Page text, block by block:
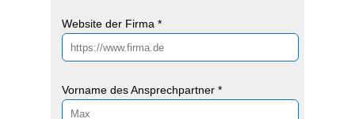
Website der Firma *
Vorname des Ansprechpartner *